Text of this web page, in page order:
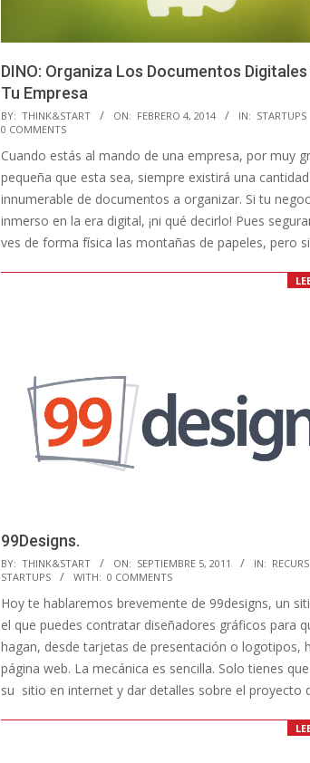
DINO: Organiza Los Documentos
Tu Empresa
2014-
02-
04
BY: THINK&START ON: FEBRERO 4, 2014 IN: STARTUPS
0 COMMENTS
Cuando estás al mando de una empresa, por muy
pequeña que esta sea, siempre existirá una cantidad
innumerable de documentos a organizar. Si tu
inmerso en la era digital, ¡ni qué decirlo! Pues
ves de forma física las montañas de papeles, pero
99Designs.
2011-
09-
05
BY: THINK&START ON: SEPTIEMBRE 5, 2011 IN:
STARTUPS
WITH: 0 COMMENTS
Hoy te hablaremos brevemente de 99designs, un
el que puedes contratar diseñadores gráficos para
hagan, desde tarjetas de presentación o logotipos,
página web. La mecánica es sencilla. Solo tienes
su sitio en internet y dar detalles sobre el proyecto